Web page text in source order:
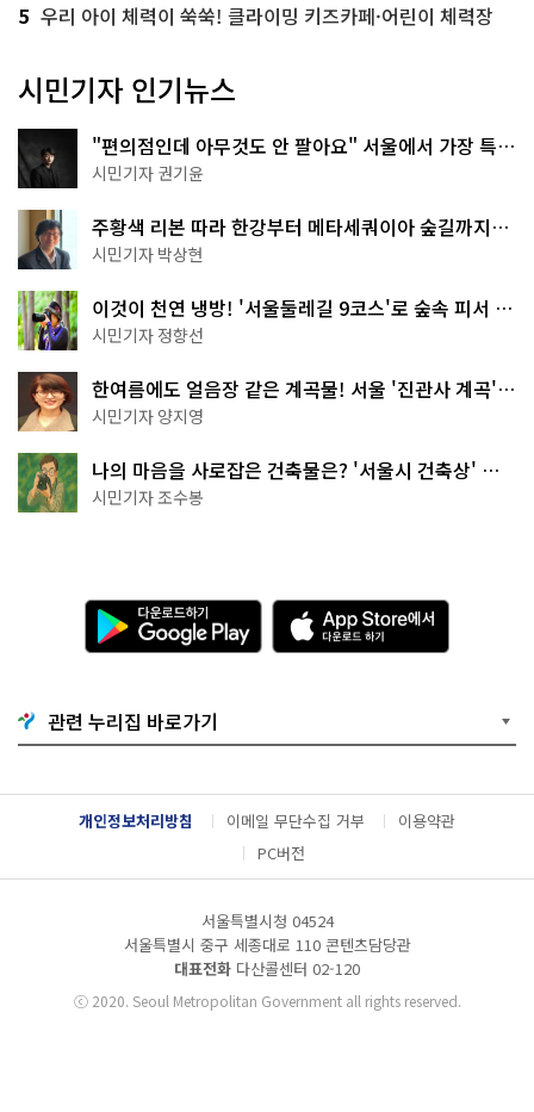
5 우리 아이 체력이 쑥쑥! 클라이밍 키즈카페·어린이 체력장
시민기자 인기뉴스
"편의점인데 아무것도 안 팔아요" 서울에서 가장 특별
한 편의점의 정체
시민기자 권기윤
주황색 리본 따라 한강부터 메타세쿼이아 숲길까지…
서울둘레길 15코스
시민기자 박상현
이것이 천연 냉방! '서울둘레길 9코스'로 숲속 피서 떠
나볼까
시민기자 정향선
한여름에도 얼음장 같은 계곡물! 서울 '진관사 계곡'이
천국이네~
시민기자 양지영
나의 마음을 사로잡은 건축물은? '서울시 건축상' 수
상작 공개!
시민기자 조수봉
다
운
로
기
G
o
g
l
e
l
A
p
p
e
서
다
운
드
관련 누리집 바로가기
개인정보처리방침 이메일 무단수집 거부
이용약관
PC버전
서울특별시청 04524
서울특별시 중구 세종대로 110 콘텐츠담당관
대표전화 다산콜센터 02-120
ⓒ2020. Seoul Metropolitan Government all rights reserved.